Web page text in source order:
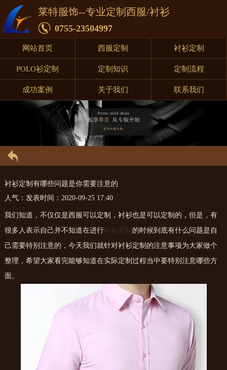
莱特服饰--专业定制西服/衬衫
0755-23504997
网站首页 西服定制 衬衫定制
POLO衫定制 定制知识 定制流程
成功案例 关于我们 联系我们
衬衫定制有哪些问题是你需要注意的
人气： 发表时间：2020-09-25 17:40
我们知道，不仅仅是西服可以定制，衬衫也是可以定制的，但是，有
很多人表示自己并不知道在进行衬衫定制 的时候到底有什么问题是自
己需要特别注意的，今天我们就针对衬衫定制的注意事项为大家做个
整理，希望大家看完能够知道在实际定制过程当中要特别注意哪些方
面。